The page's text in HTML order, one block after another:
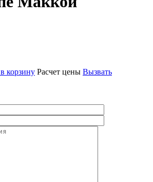
корзину Расчет цены Вызвать